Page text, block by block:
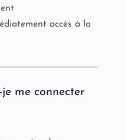
accès à la
me connecter